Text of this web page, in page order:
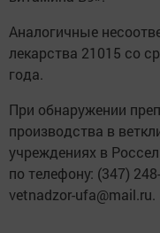
Аналогичные
лекарства 21015 со
года.
При обнаружении
производства в
учреждениях в
по телефону: (347)
vetnadzor-ufa@mail.ru.